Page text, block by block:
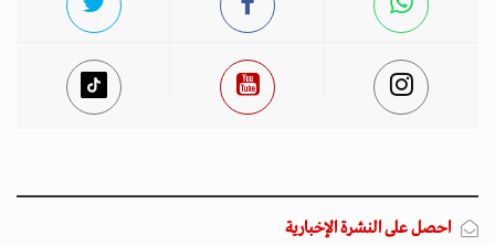
احصل على النشرة الإخبارية